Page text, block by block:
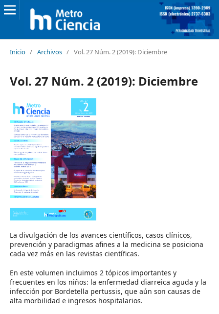
Inicio / Archivos / Vol. 27 Núm. 2 (2019): Diciembre
Vol. 27 Núm. 2 (2019): Diciembre
La divulgación de los avances científicos, casos clínicos,
prevención y paradigmas afines a la medicina se posiciona
cada vez más en las revistas científicas.
En este volumen incluimos 2 tópicos importantes y
frecuentes en los niños: la enfermedad diarreica aguda y la
infección por Bordetella pertussis, que aún son causas de
alta morbilidad e ingresos hospitalarios.